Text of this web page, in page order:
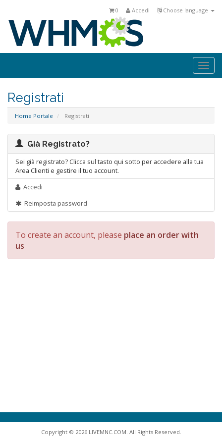
Choose language
Accedi
0
Registrati
Home Portale Registrati
Già Registrato?
Sei già registrato? Clicca sul tasto qui sotto per accedere alla tua
Area Clienti e gestire il tuo account.
Accedi
Reimposta password
To create an account, please place an order with
us
Copyright © 2026 LIVEMNC.COM. All Rights Reserved.